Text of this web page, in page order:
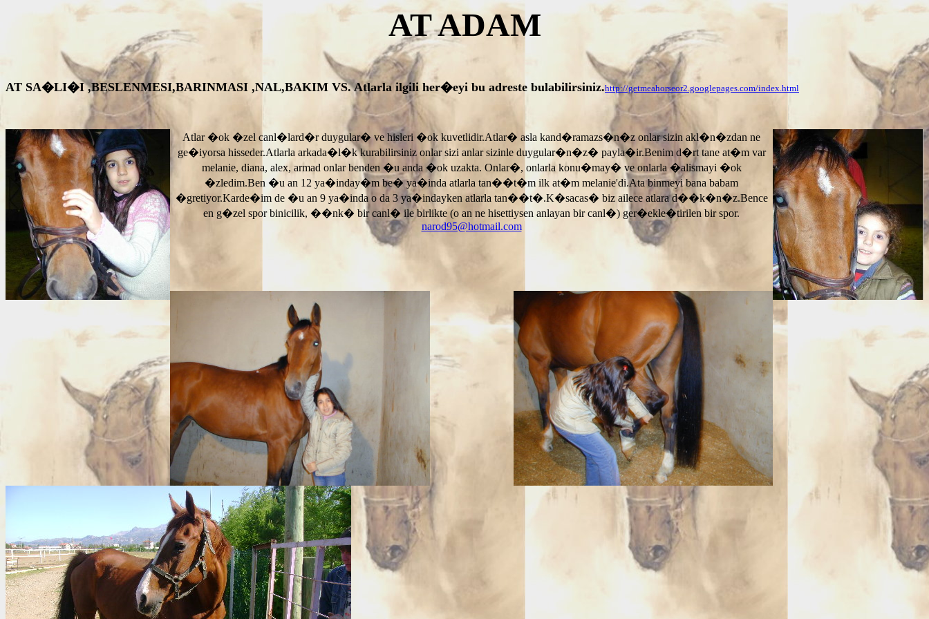
AT ADAM
AT SA�LI�I ,BESLENMESI,BARINMASI ,NAL,BAKIM VS. Atlarla ilgili her�eyi bu adreste bulabilirsiniz.http://getmeahorseor2.googlepages.com/index.html
Atlar �ok �zel canl�lard�r duygular� ve hisleri �ok kuvetlidir.Atlar� asla kand�ramazs�n�z onlar sizin akl�n�zdan ne
ge�iyorsa hisseder.Atlarla arkada�l�k kurabilirsiniz onlar sizi anlar sizinle duygular�n�z� payla�ir.Benim d�rt tane at�m var
melanie, diana, alex, armad onlar benden �u anda �ok uzakta. Onlar�, onlarla konu�may� ve onlarla �alismayi �ok
�zledim.Ben �u an 12 ya�inday�m be� ya�inda atlarla tan��t�m ilk at�m melanie'di.Ata binmeyi bana babam
�gretiyor.Karde�im de �u an 9 ya�inda o da 3 ya�indayken atlarla tan��t�.K�sacas� biz ailece atlara d��k�n�z.Bence
en g�zel spor binicilik, ��nk� bir canl� ile birlikte (o an ne hisettiysen anlayan bir canl�) ger�ekle�tirilen bir spor.
narod95@hotmail.com